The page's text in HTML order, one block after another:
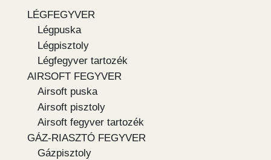
LÉGFEGYVER
Légpuska
Légpisztoly
Légfegyver tartozék
AIRSOFT FEGYVER
Airsoft puska
Airsoft pisztoly
Airsoft fegyver tartozék
GÁZ-RIASZTÓ FEGYVER
Gázpisztoly